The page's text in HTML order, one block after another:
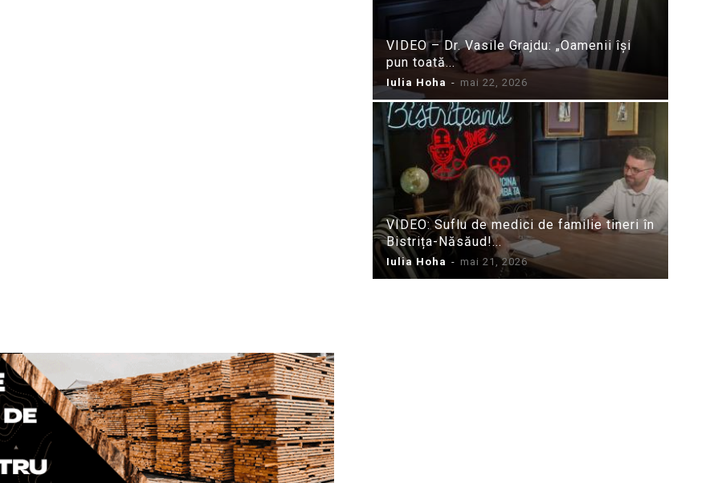
VIDEO – Dr. Vasile Grajdu: „Oamenii își
pun toată...
Iulia Hoha - mai 22, 2026
VIDEO: Suflu de medici de familie tineri în
Bistrița-Năsăud!...
Iulia Hoha - mai 21, 2026